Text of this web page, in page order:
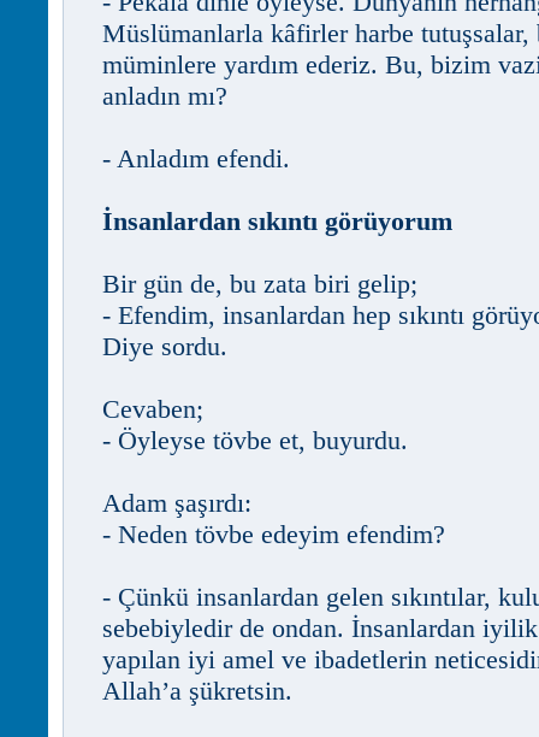
Müslümanlarla kâfirler harbe tutuşsalar,
müminlere yardım ederiz. Bu, bizim
anladın mı?
- Anladım efendi.
İnsanlardan sıkıntı görüyorum
Bir gün de, bu zata biri gelip;
- Efendim, insanlardan hep sıkıntı
Diye sordu.
Cevaben;
- Öyleyse tövbe et, buyurdu.
Adam şaşırdı:
- Neden tövbe edeyim efendim?
- Çünkü insanlardan gelen sıkıntılar,
sebebiyledir de ondan. İnsanlardan
yapılan iyi amel ve ibadetlerin
Allah’a şükretsin.